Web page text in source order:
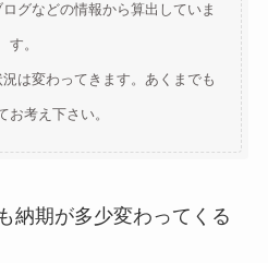
グなどの情報から算出していま
す。
は変わってきます。あくまでも
お考え下さい。
納期が多少変わってくる